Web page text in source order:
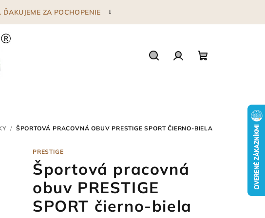
ZA POCHOPENIE
/ ŠPORTOVÁ PRACOVNÁ OBUV PRESTIGE SPORT ČIERNO-BIELA
PRESTIGE
Športová pracovná
obuv PRESTIGE
SPORT čierno-biela